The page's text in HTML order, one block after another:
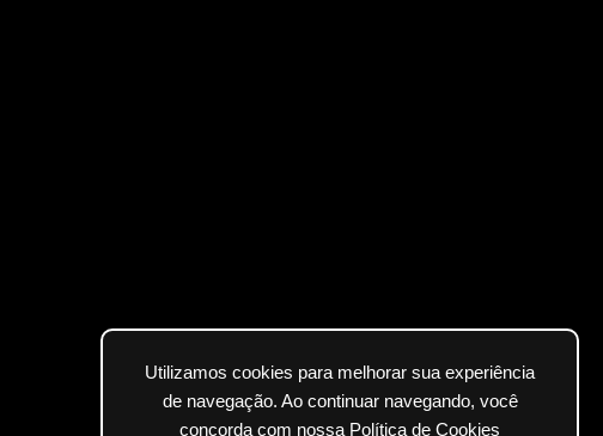
Utilizamos cookies para melhorar sua experiência
de navegação. Ao continuar navegando, você
concorda com nossa Política de Cookies